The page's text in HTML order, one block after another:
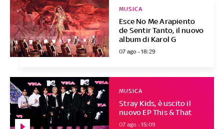
Esce No Me Arapiento
de Sentir Tanto, il nuovo
album di Karol G
MUSICA
07 ago - 18:29
Stray Kids, è uscito il
nuovo EP This & That
MUSICA
07 ago - 15:09